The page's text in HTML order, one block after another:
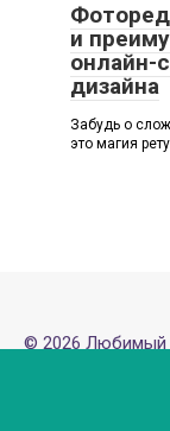
и
онлайн-
дизайна
Забудь о
это магия
© 2026 Любимый